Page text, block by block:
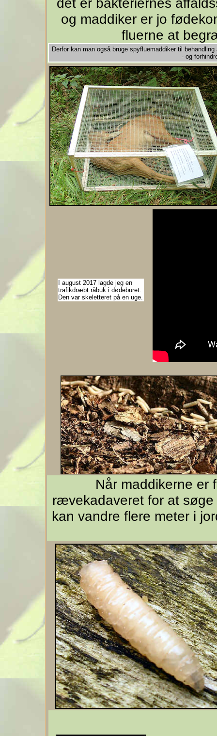
og maddiker er jo
fluerne at
Derfor kan man også bruge spyfluemaddiker til
- og
I august 2017 lagde jeg en
trafikdræbt råbuk i dødeburet.
Den var skeletteret på en uge.
Når maddikerne
rævekadaveret for at
kan vandre flere meter i